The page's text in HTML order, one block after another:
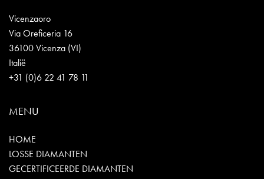
Vicenzaoro
Via Oreficeria 16
36100 Vicenza (VI)
Italië
+31 (0)6 22 41 78 11
MENU
HOME
LOSSE DIAMANTEN
GECERTIFICEERDE DIAMANTEN